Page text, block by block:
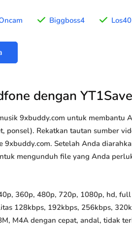
Biggboss4 Los40
dengan
9xbuddy.com untuk membantu
Rekatkan tautan sumber
Setelah Anda
mengunduh file yang Anda
360p, 480p, 720p, 1080p, hd,
128kbps, 192kbps, 256kbps,
M4A dengan cepat, andal, tidak